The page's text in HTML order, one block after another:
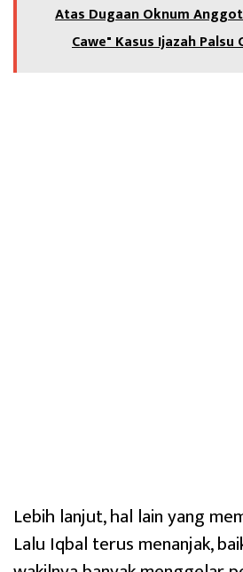
Atas Dugaan Oknum
Cawe" Kasus Ijazah Palsu
Lebih lanjut, hal lain yang
Lalu Iqbal terus menanjak,